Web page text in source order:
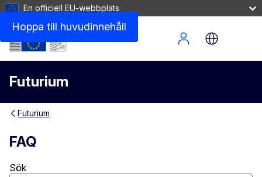
Hoppa till huvudinnehåll
En officiell EU-webbplats
Futurium
Site Menu
Futurium
FAQ
Sök